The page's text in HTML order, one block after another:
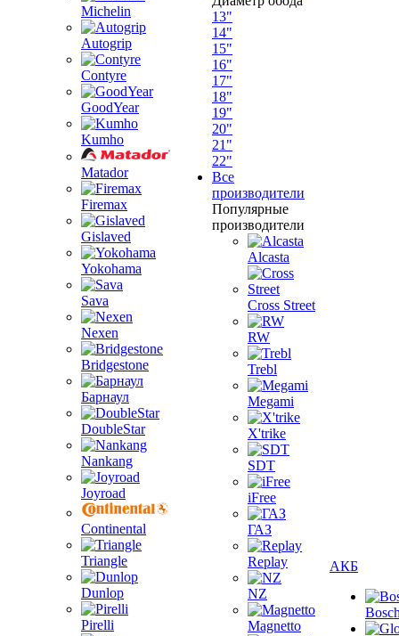
Michelin
Autogrip
Contyre
GoodYear
Kumho
Matador
Firemax
Gislaved
Yokohama
Sava
Nexen
Bridgestone
Барнаул
DoubleStar
Nankang
Joyroad
Continental
Triangle
Dunlop
Pirelli
13"
14"
15"
16"
17"
18"
19"
20"
21"
22"
Все
производители
Популярные
производители
Alcasta
Cross Street
RW
Trebl
Megami
X'trike
SDT
iFree
ГАЗ
Replay
NZ
Magnetto
АКБ